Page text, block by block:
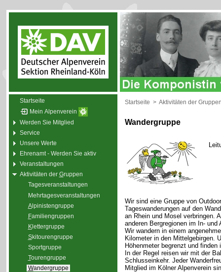
Startseite
Mein Alpenverein
Werden Sie Mitglied
Service
Unsere Werte
Ehrenamt - Werden Sie aktiv
Veranstaltungen
Aktivitäten der Gruppen
Tagesveranstaltungen
Mehrtagesveranstaltungen
Alpinistengruppe
Familiengruppen
Klettergruppe
Skitourengruppe
Sportgruppe
Tourengruppe
Wandergruppe
Startseite > Aktivitäten der
Wandergruppe
Wir sind eine Gruppe von
Tageswanderungen auf den
an Rhein und Mosel verbringen.
anderen Bergregionen im In- und
Wir wandern in einem
Kilometer in den Mittelgebirgen.
Höhenmeter begrenzt und
In der Regel reisen wir mit der
Schlusseinkehr. Jeder
Mitglied im Kölner Alpenverein